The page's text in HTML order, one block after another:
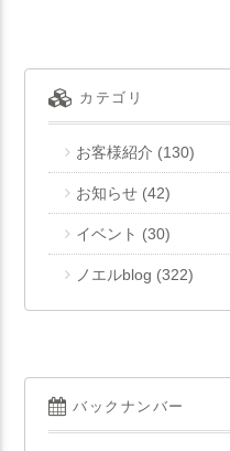
カテゴリ
お客様紹介 (130)
お知らせ(42)
イベント (30)
ノエルblog (322)
バックナンバー